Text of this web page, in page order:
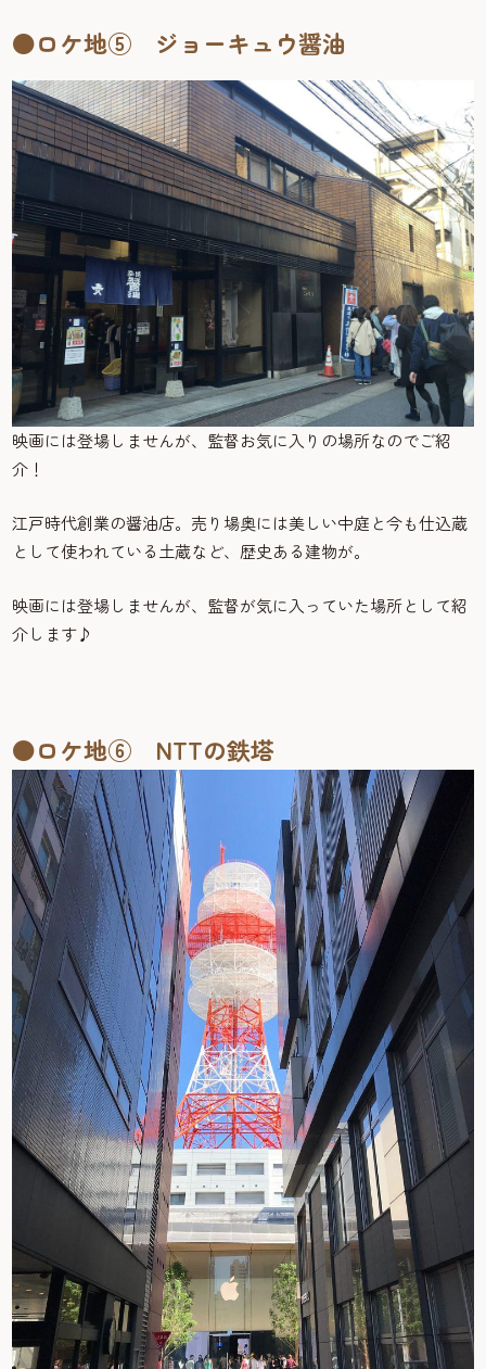
●ロケ地⑤ ジョーキュウ醤油
映画には登場しませんが、監督お気に入りの場所なのでご紹
介！
江戸時代創業の醤油店。売り場奥には美しい中庭と今も仕込蔵
として使われている土蔵など、歴史ある建物が。
映画には登場しませんが、監督が気に入っていた場所として紹
介します♪
●ロケ地⑥ NTTの鉄塔